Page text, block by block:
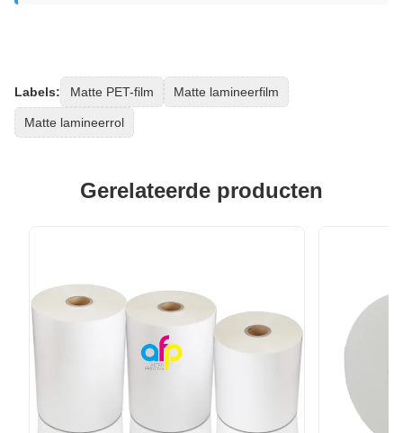
Labels: Matte PET-film Matte lamineerfilm
Matte lamineerrol
Gerelateerde producten